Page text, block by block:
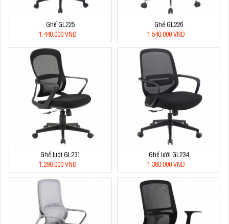
Ghế GL225
1.440.000 VNĐ
Ghế GL226
1.540.000 VNĐ
Ghế lưới GL231
1.290.000 VNĐ
Ghế lưới GL234
1.360.000 VNĐ